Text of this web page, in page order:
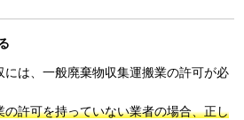
は、一般廃棄物収集運搬業の許可が必
の許可を持っていない業者の場合、正し